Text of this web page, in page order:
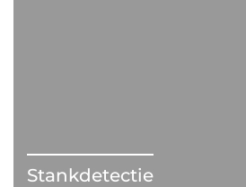
Stankdetectie